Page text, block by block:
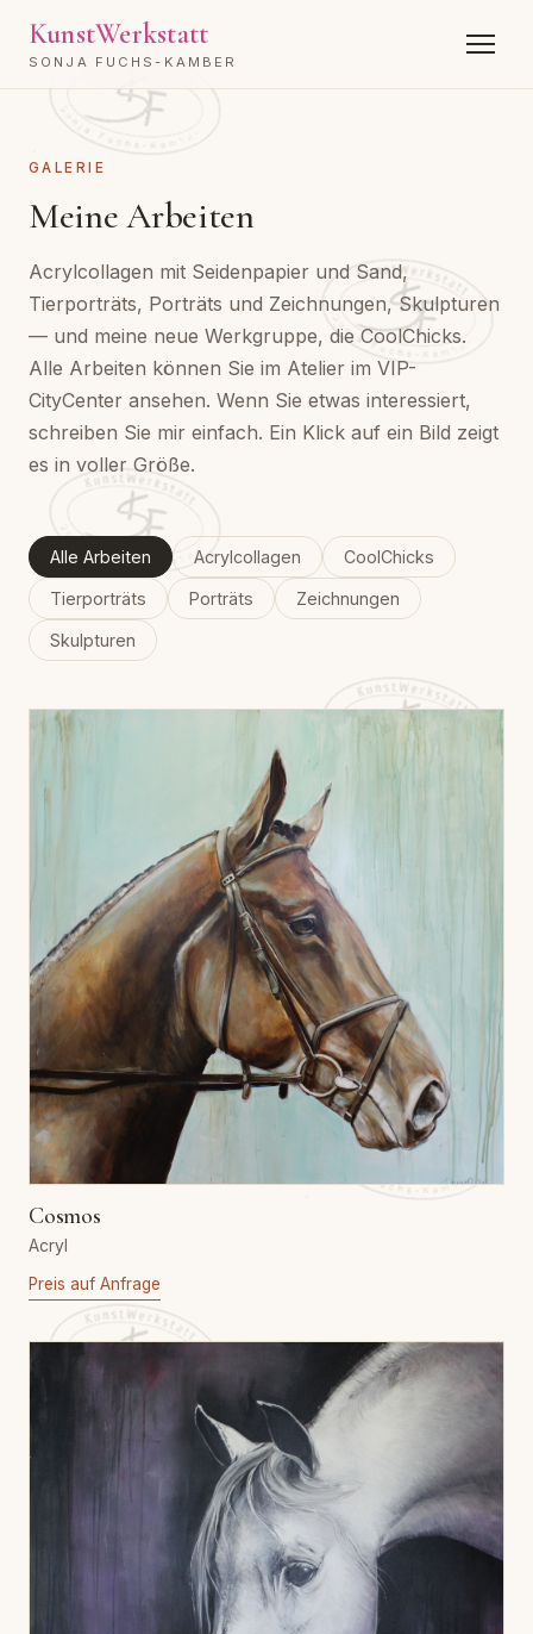
KunstWerkstatt
SONJA FUCHS-KAMBER
GALERIE
Meine Arbeiten
Acrylcollagen mit Seidenpapier und Sand,
Tierporträts, Porträts und Zeichnungen, Skulpturen
— und meine neue Werkgruppe, die CoolChicks.
Alle Arbeiten können Sie im Atelier im VIP-
CityCenter ansehen. Wenn Sie etwas interessiert,
schreiben Sie mir einfach. Ein Klick auf ein Bild zeigt
es in voller Größe.
Alle Arbeiten Acrylcollagen CoolChicks
Tierporträts Porträts Zeichnungen
Skulpturen
Cosmos
Acryl
Preis auf Anfrage